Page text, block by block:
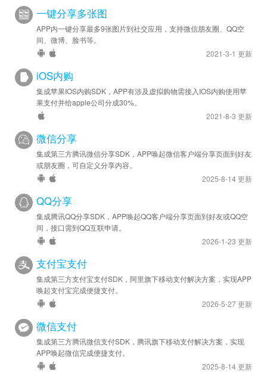
一键分享多张图
APP内一键分享最多9张图片到社交应用，支持微信朋友圈、QQ空
间、微博、脸书等。
2021-3-1 更新
iOS内购
集成苹果IOS内购SDK，APP有涉及虚拟购物需接入IOS内购使用苹
果支付并给apple公司分成30%。
2021-8-3 更新
微信分享
集成第三方腾讯微信分享SDK，APP唤起微信客户端分享页面到好友
或朋友圈，可自定义分享内容。
2025-8-14 更新
QQ分享
集成腾讯QQ分享SDK，APP唤起QQ客户端分享页面到好友或QQ空
间，接口需到QQ互联申请。
2026-1-23 更新
支付宝支付
集成第三方支付宝支付SDK，阿里旗下移动支付解决方案，实现APP
唤起支付宝完成便捷支付。
2026-5-27 更新
微信支付
集成第三方腾讯微信支付SDK，腾讯旗下移动支付解决方案，实现
APP唤起微信完成便捷支付。
2025-8-14 更新